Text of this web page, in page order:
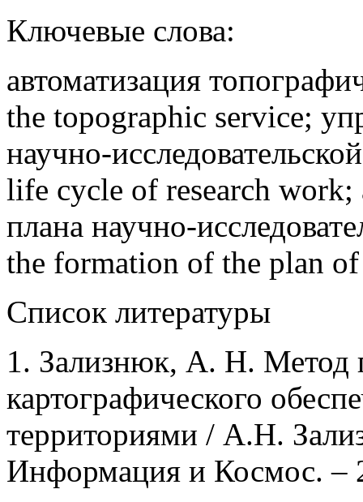
Ключевые слова:
автоматизация
the topographic service;
научно-
life cycle of research work;
плана научно-
the formation of the plan
Список литературы
1. Зализнюк, А. Н. Метод
картографического
территориями / А.Н.
Информация и Космос.